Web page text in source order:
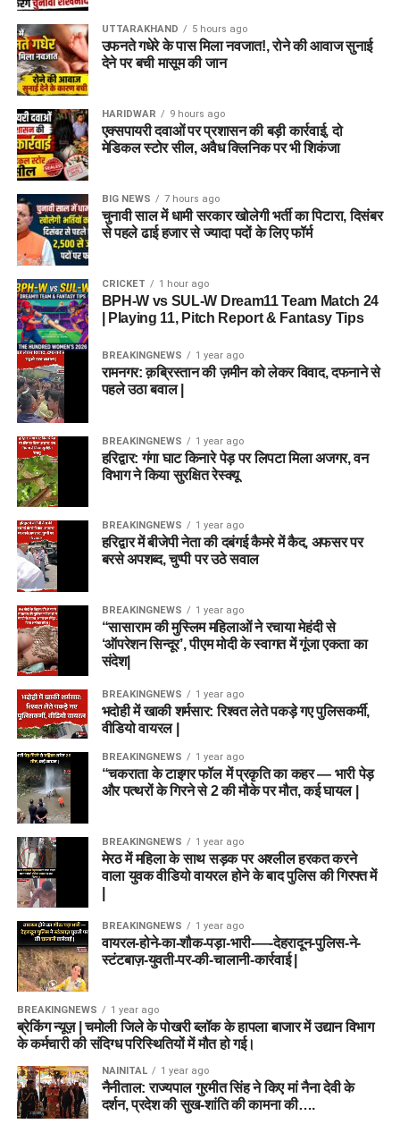
UTTARAKHAND 5 hours ago
उफनते गधेरे के पास मिला नवजात!, रोने की आवाज सुनाई
देने पर बची मासूम की जान
HARIDWAR 9 hours ago
एक्सपायरी दवाओं पर प्रशासन की बड़ी कार्रवाई, दो
मेडिकल स्टोर सील, अवैध क्लिनिक पर भी शिकंजा
BIG NEWS 7 hours ago
चुनावी साल में धामी सरकार खोलेगी भर्ती का पिटारा, दिसंबर
से पहले ढाई हजार से ज्यादा पदों के लिए फॉर्म
CRICKET 1 hour ago
BPH-W vs SUL-W Dream11 Team Match 24
| Playing 11, Pitch Report & Fantasy Tips
BREAKINGNEWS 1 year ago
रामनगर: क़ब्रिस्तान की ज़मीन को लेकर विवाद, दफनाने से
पहले उठा बवाल |
BREAKINGNEWS 1 year ago
हरिद्वार: गंगा घाट किनारे पेड़ पर लिपटा मिला अजगर, वन
विभाग ने किया सुरक्षित रेस्क्यू
BREAKINGNEWS 1 year ago
हरिद्वार में बीजेपी नेता की दबंगई कैमरे में कैद, अफसर पर
बरसे अपशब्द, चुप्पी पर उठे सवाल
BREAKINGNEWS 1 year ago
“सासाराम की मुस्लिम महिलाओं ने रचाया मेहंदी से
‘ऑपरेशन सिन्दूर’, पीएम मोदी के स्वागत में गूंजा एकता का
संदेश|
BREAKINGNEWS 1 year ago
भदोही में खाकी शर्मसार: रिश्वत लेते पकड़े गए पुलिसकर्मी,
वीडियो वायरल |
BREAKINGNEWS 1 year ago
“चकराता के टाइगर फॉल में प्रकृति का कहर — भारी पेड़
और पत्थरों के गिरने से 2 की मौके पर मौत, कई घायल |
BREAKINGNEWS 1 year ago
मेरठ में महिला के साथ सड़क पर अश्लील हरकत करने
वाला युवक वीडियो वायरल होने के बाद पुलिस की गिरफ्त में
BREAKINGNEWS 1 year ago
वायरल-होने-का-शौक-पड़ा-भारी-—-देहरादून-पुलिस-ने-
स्टंटबाज़-युवती-पर-की-चालानी-कार्रवाई |
BREAKINGNEWS 1 year ago
ब्रेकिंग न्यूज़ | चमोली जिले के पोखरी ब्लॉक के हापला बाजार में उद्यान विभाग
के कर्मचारी की संदिग्ध परिस्थितियों में मौत हो गई।
NAINITAL 1 year ago
नैनीताल: राज्यपाल गुरमीत सिंह ने किए मां नैना देवी के
दर्शन, प्रदेश की सुख-शांति की कामना की….